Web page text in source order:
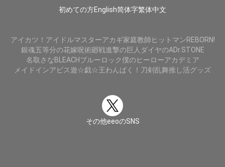
初めての方English简体字繁体中文
アイカツ！ アイドルマスターアカギ家庭教師ヒットマンREBORN!
銀魂五等分の花嫁呪術廻戦進撃の巨人 ダイヤのADr.STONE
名取さなBLEACHブルーロック僕のヒーローアカデミア
メイドインアビス遊☆戯☆王わんぱく！刀剣乱舞推し活グッズ
その他eeoのSNS